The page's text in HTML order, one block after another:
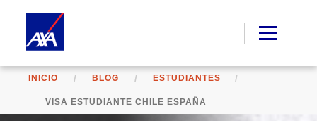
INICIO BLOG ESTUDIANTES
VISA ESTUDIANTE CHILE ESPAÑA